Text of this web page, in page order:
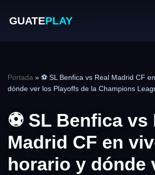
GUATEPLAY
Portada » ⚽ SL Benfica vs Real Madrid CF
dónde ver los Playoffs de la Champions
⚽ SL Benfica vs
Madrid CF en
horario y dónde